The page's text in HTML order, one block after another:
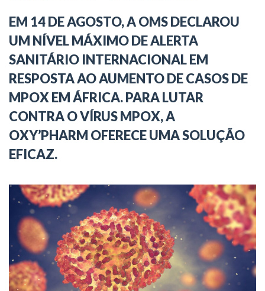
EM 14 DE AGOSTO, A OMS DECLAROU
UM NÍVEL MÁXIMO DE ALERTA
SANITÁRIO INTERNACIONAL EM
RESPOSTA AO AUMENTO DE CASOS DE
MPOX EM ÁFRICA. PARA LUTAR
CONTRA O VÍRUS MPOX, A
OXY’PHARM OFERECE UMA SOLUÇÃO
EFICAZ.